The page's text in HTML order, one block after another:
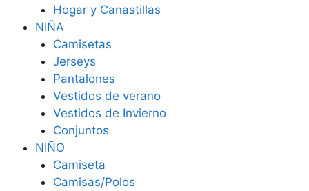
Hogar y Canastillas
NIÑA
Camisetas
Jerseys
Pantalones
Vestidos de verano
Vestidos de Invierno
Conjuntos
NIÑO
Camiseta
Camisas/Polos